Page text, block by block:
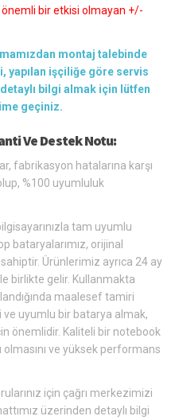
bir etkisi olmayan +/-
montaj talebinde
yapılan işçiliğe göre servis
bilgi almak için lütfen
geçiniz.
Ve Destek Notu:
fabrikasyon hatalarına karşı
%100 uyumluluk
tam uyumlu
bataryalarımız, orijinal
Ürünlerimiz ayrıca 24 ay
birlikte gelir. Kullanmakta
maalesef tamiri
ve uyumlu bir batarya almak,
önemlidir. Kaliteli bir notebook
olmasını ve yüksek performans
için çağrı merkezimizi
üzerinden detaylı bilgi